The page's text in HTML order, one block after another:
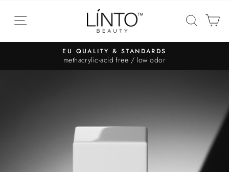
EU QUALITY & STANDARDS
methacrylic-acid free / low odor